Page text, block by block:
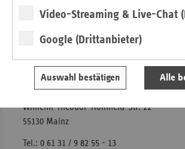
Video-Streaming & Live-Chat
Google (Drittanbieter)
Auswahl bestätigen Alle
Kontakt
Verband der Ersatzkassen e. V. (vdek)
Landesvertretung Rheinland-Pfalz
Wilhelm-Theodor-Römheld-Str. 22
55130 Mainz
Tel.: 0 61 31 / 9 82 55 - 13